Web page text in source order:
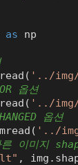
as np
'../img/
'../img/
옵션
'../
이미지
,